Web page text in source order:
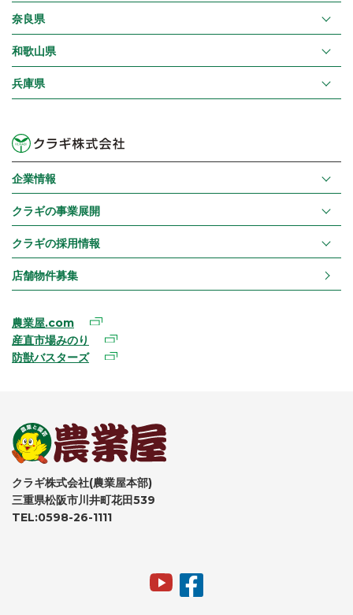
奈良県
和歌山県
兵庫県
企業情報
クラギの事業展開
クラギの採用情報
店舗物件募集
農業屋.com
産直市場みのり
防獣バスターズ
クラギ株式会社(農業屋本部)
三重県松阪市川井町花田539
TEL:0598-26-1111